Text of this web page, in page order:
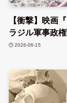
【衝撃】映画
ラジル軍事政
2026-06-15